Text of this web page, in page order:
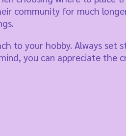
for much
to your hobby. Always
you can appreciate